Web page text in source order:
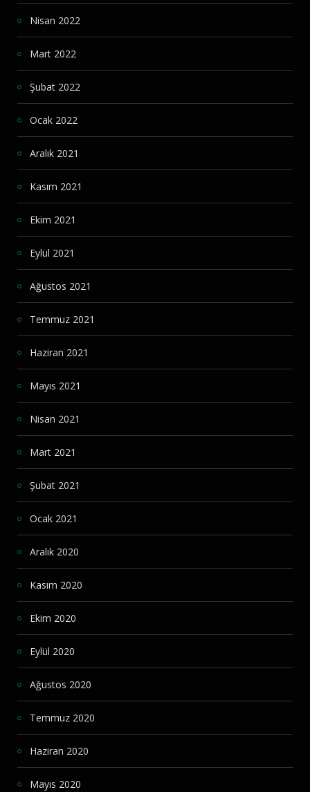
Nisan 2022
Mart 2022
Şubat 2022
Ocak 2022
Aralık 2021
Kasım 2021
Ekim 2021
Eylül 2021
Ağustos 2021
Temmuz 2021
Haziran 2021
Mayıs 2021
Nisan 2021
Mart 2021
Şubat 2021
Ocak 2021
Aralık 2020
Kasım 2020
Ekim 2020
Eylül 2020
Ağustos 2020
Temmuz 2020
Haziran 2020
Mayıs 2020